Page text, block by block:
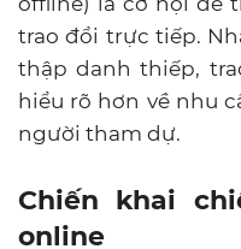
trao đổi trực tiếp.
thập danh thiếp,
hiểu rõ hơn về nhu
người tham dự.
Chiến khai
online